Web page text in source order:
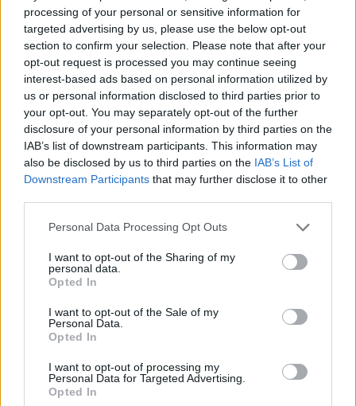
processing of your personal or sensitive information for
targeted advertising by us, please use the below opt-out
section to confirm your selection. Please note that after your
opt-out request is processed you may continue seeing
interest-based ads based on personal information utilized by
us or personal information disclosed to third parties prior to
your opt-out. You may separately opt-out of the further
disclosure of your personal information by third parties on the
IAB’s list of downstream participants. This information may
also be disclosed by us to third parties on the IAB’s List of
Downstream Participants that may further disclose it to other
Personal Data Processing Opt Outs
I want to opt-out of the Sharing of my
personal data.
Opted In
I want to opt-out of the Sale of my
Personal Data.
Opted In
I want to opt-out of processing my
Personal Data for Targeted Advertising.
Opted In
el a Portfolio AI in Energy 2026 konferenciáján
Varga Pál, a BME Távközlési és Mesterséges
Intelligencia Tanszékének vezetője. Előadásában
négyszintű mérési architektúrát javasolt az AI-
projektek értékelésére, a technikai pontosságtól a
stratégiai skálázhatóságig. Kiemelte, hogy nem
minden feladathoz kell nagy nyelvi modell, a
kritikus infrastruktúráknál pedig továbbra is a
determinisztikus, igazolt megoldásoké az
elsőbbség. Varga Pál szerint baseline és világos
KPI-k nélkül az AI csupán buzzword marad –
megbízhatóbbá, olcsóbbá vagy rugalmasabbá
teszi az energiarendszert.
Deep Tech 2026Kutatás, ipar, tőke: hol születnek a
következő évtized nagy üzleti lehetőségei? November 18-án
regisztráció és részletek itt!Információ és jelentkezésAz
energetikai AI-projektek legfontosabb kérdése nem az, hogy